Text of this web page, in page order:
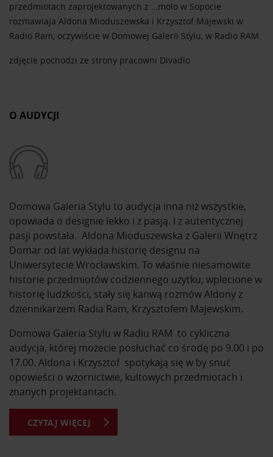
przedmiotach zaprojektowanych z …molo w Sopocie
rozmawiaja Aldona Mioduszewska i Krzysztof Majewski w
Radio Ram, oczywiście w Domowej Galerii Stylu, w Radio RAM.
zdjęcie pochodzi ze strony pracowni Divadlo
O AUDYCJI
Domowa Galeria Stylu to audycja inna niż wszystkie,
opowiada o designie lekko i z pasją. I z autentycznej
pasji powstała. Aldona Mioduszewska z Galerii Wnętrz
Domar od lat wykłada historię designu na
Uniwersytecie Wrocławskim. To właśnie niesamowite
historie przedmiotów codziennego użytku, wplecione w
historię ludzkości, stały się kanwą rozmów Aldony z
dziennikarzem Radia Ram, Krzysztofem Majewskim.
Domowa Galeria Stylu w Radiu RAM to cykliczna
audycja, której możecie posłuchać co środę po 9.00 i po
17.00. Aldona i Krzysztof spotykają się w by snuć
opowieści o wzornictwie, kultowych przedmiotach i
znanych projektantach.
Z Domowej Galerii Stylu dowiesz się o kultowych
CZYTAJ WIĘCEJ